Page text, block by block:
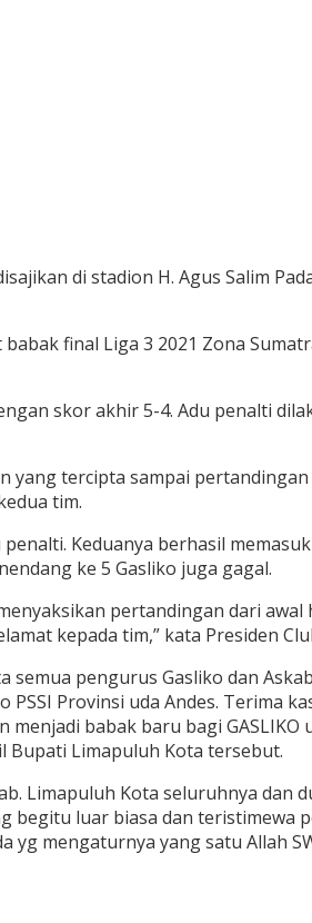
di stadion H. Agus Salim
final Liga 3 2021 Zona
skor akhir 5-4. Adu penalti
yang tercipta sampai
tim.
Keduanya berhasil
ke 5 Gasliko juga gagal.
pertandingan dari
kepada tim,” kata Presiden
pengurus Gasliko dan
Provinsi uda Andes. Terima
babak baru bagi
Bupati Limapuluh Kota tersebut.
Limapuluh Kota seluruhnya
begitu luar biasa dan
yg mengaturnya yang satu Allah